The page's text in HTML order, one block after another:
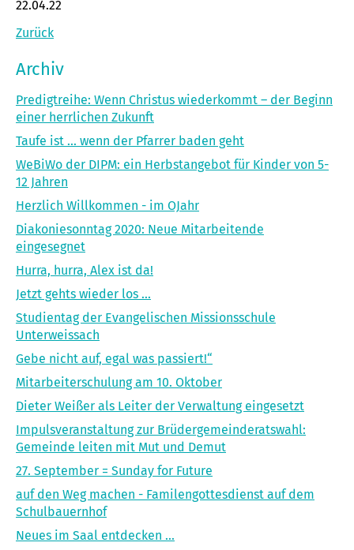
22.04.22
Zurück
Archiv
Predigtreihe: Wenn Christus wiederkommt – der Beginn
einer herrlichen Zukunft
Taufe ist ... wenn der Pfarrer baden geht
WeBiWo der DIPM: ein Herbst­angebot für Kinder von 5-
12 Jahren
Herzlich Willkommen - im OJahr
Diakoniesonntag 2020: Neue Mitarbeitende
eingesegnet
Hurra, hurra, Alex ist da!
Jetzt gehts wieder los ...
Studientag der Evangelischen Missionsschule
Unterweissach
Gebe nicht auf, egal was passiert!“
Mitarbeiterschulung am 10. Oktober
Dieter Weißer als Leiter der Verwaltung eingesetzt
Impulsveranstaltung zur Brüdergemeinderatswahl:
Gemeinde leiten mit Mut und Demut
27. September = Sunday for Future
auf den Weg machen - Familengottesdienst auf dem
Schulbauernhof
Neues im Saal entdecken ...